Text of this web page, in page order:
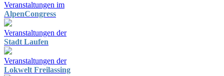
Veranstaltungen im
AlpenCongress
Veranstaltungen der
Stadt Laufen
Veranstaltungen der
Lokwelt Freilassing